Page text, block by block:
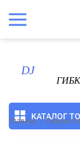
КАТАЛОГ
Главная / Гибкое